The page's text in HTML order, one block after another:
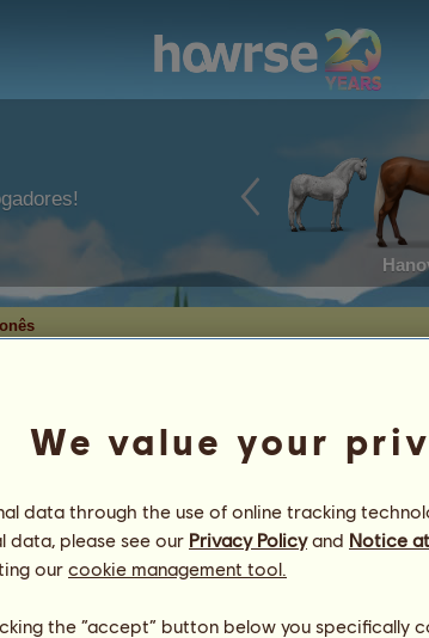
4%
1%
We value your
data through the use of online tracking
data, please see our Privacy Policyand Notice
our cookie management tool.
the “accept” button below you specifically